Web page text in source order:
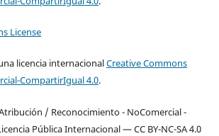
licencia internacionalCreative Commons
CompartirIgual 4.0.
/ Reconocimiento - NoComercial -
Pública Internacional — CC BY-NC-SA 4.0